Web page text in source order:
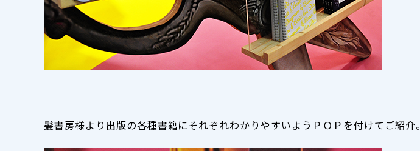
髪書房様より出版の各種書籍にそれぞれわかりやすいようＰＯＰを付けてご紹介。